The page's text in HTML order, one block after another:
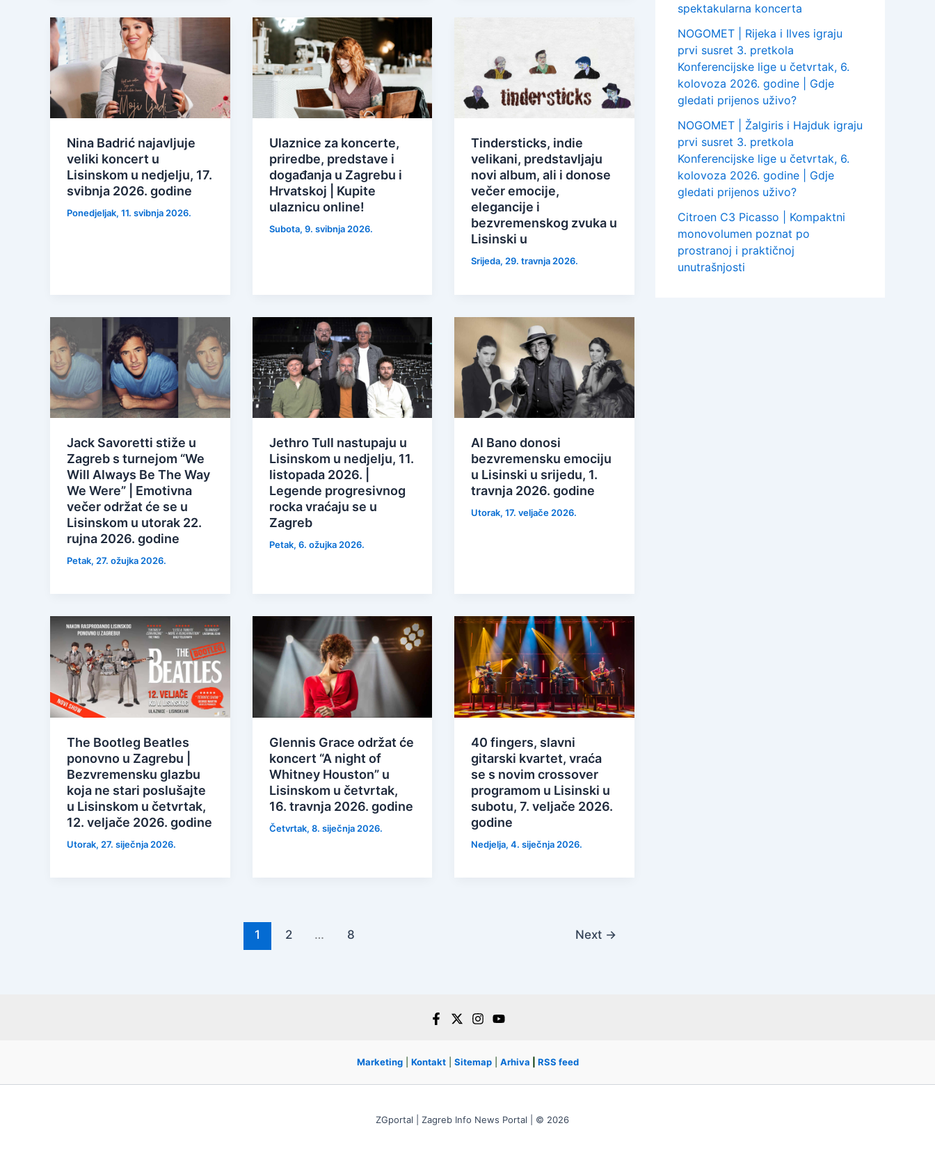
Nina Badrić najavljuje
veliki koncert u
Lisinskom u nedjelju, 17.
svibnja 2026. godine
Ponedjeljak, 11. svibnja 2026.
Ulaznice za koncerte,
priredbe, predstave i
događanja u Zagrebu i
Hrvatskoj | Kupite
ulaznicu online!
Subota, 9. svibnja 2026.
Tindersticks, indie
velikani, predstavljaju
novi album, ali i donose
večer emocije,
elegancije i
bezvremenskog zvuka u
Lisinski u
Srijeda, 29. travnja 2026.
Jack Savoretti stiže u
Zagreb s turnejom “We
Will Always Be The Way
We Were” | Emotivna
večer održat će se u
Lisinskom u utorak 22.
rujna 2026. godine
Petak, 27. ožujka 2026.
Jethro Tull nastupaju u
Lisinskom u nedjelju, 11.
listopada 2026. |
Legende progresivnog
rocka vraćaju se u
Zagreb
Petak, 6. ožujka 2026.
Al Bano donosi
bezvremensku emociju
u Lisinski u srijedu, 1.
travnja 2026. godine
Utorak, 17. veljače 2026.
The Bootleg Beatles
ponovno u Zagrebu |
Bezvremensku glazbu
koja ne stari poslušajte
u Lisinskom u četvrtak,
12. veljače 2026. godine
Utorak, 27. siječnja 2026.
Glennis Grace održat će
koncert “A night of
Whitney Houston” u
Lisinskom u četvrtak,
16. travnja 2026. godine
Četvrtak, 8. siječnja 2026.
40 fingers, slavni
gitarski kvartet, vraća
se s novim crossover
programom u Lisinski u
subotu, 7. veljače 2026.
godine
Nedjelja, 4. siječnja 2026.
1 2 … 8 Next →
spektakularna koncerta
NOGOMET | Rijeka i Ilves igraju
prvi susret 3. pretkola
Konferencijske lige u četvrtak, 6.
kolovoza 2026. godine | Gdje
gledati prijenos uživo?
NOGOMET | Žalgiris i Hajduk igraju
prvi susret 3. pretkola
Konferencijske lige u četvrtak, 6.
kolovoza 2026. godine | Gdje
gledati prijenos uživo?
Citroen C3 Picasso | Kompaktni
monovolumen poznat po
prostranoj i praktičnoj
unutrašnjosti
Marketing| Kontakt| Sitemap| Arhiva RSS feed
ZGportal | Zagreb Info News Portal | © 2026